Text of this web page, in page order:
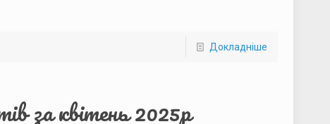
Докладніше
за квітень 2025р